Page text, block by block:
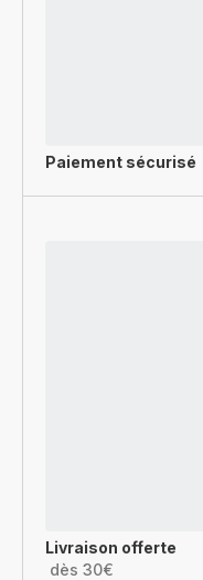
Paiement sécurisé
Livraison offerte
dès 30€